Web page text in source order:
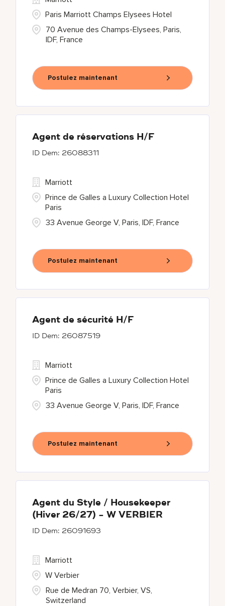
70 Avenue des Champs-Elysees, Paris,
IDF, France
Paris Marriott Champs Elysees Hotel
Postulez maintenant
Agent de réservations H/F
26088311
33 Avenue George V, Paris, IDF, France
Marriott
Prince de Galles a Luxury Collection Hotel
Paris
Postulez maintenant
Agent de sécurité H/F
26087519
33 Avenue George V, Paris, IDF, France
Marriott
Prince de Galles a Luxury Collection Hotel
Paris
Postulez maintenant
Agent du Style / Housekeeper
(Hiver 26/27) - W VERBIER
26091693
Rue de Medran 70, Verbier, VS,
Switzerland
Marriott
W Verbier